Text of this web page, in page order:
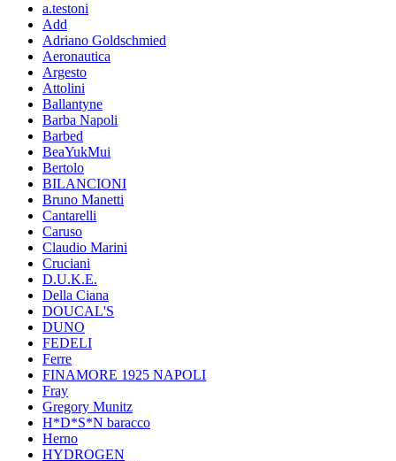
a.testoni
Add
Adriano Goldschmied
Aeronautica
Argesto
Attolini
Ballantyne
Barba Napoli
Barbed
BeaYukMui
Bertolo
BILANCIONI
Bruno Manetti
Cantarelli
Caruso
Claudio Marini
Cruciani
D.U.K.E.
Della Ciana
DOUCAL'S
DUNO
FEDELI
Ferre
FINAMORE 1925 NAPOLI
Fray
Gregory Munitz
H*D*S*N baracco
Herno
HYDROGEN